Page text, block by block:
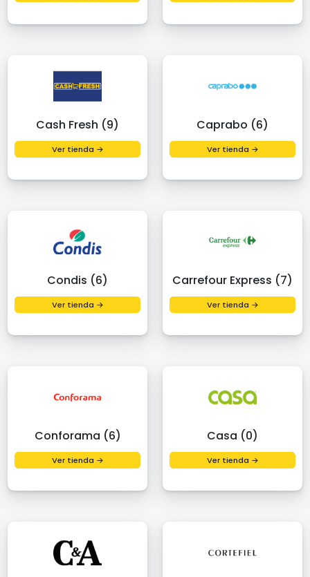
Cash Fresh (9)
Ver tienda →
Caprabo (6)
Ver tienda →
Condis (6)
Ver tienda →
Carrefour Express (7)
Ver tienda →
Conforama (6)
Ver tienda →
Casa (0)
Ver tienda →